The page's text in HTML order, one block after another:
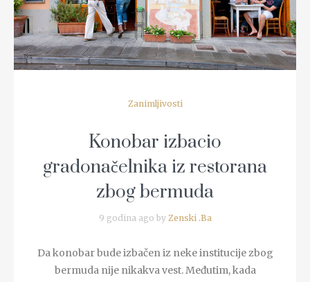
Zanimljivosti
Konobar izbacio
gradonačelnika iz restorana
zbog bermuda
9 godina ago by Zenski .Ba
Da konobar bude izbačen iz neke institucije zbog
bermuda nije nikakva vest. Međutim, kada